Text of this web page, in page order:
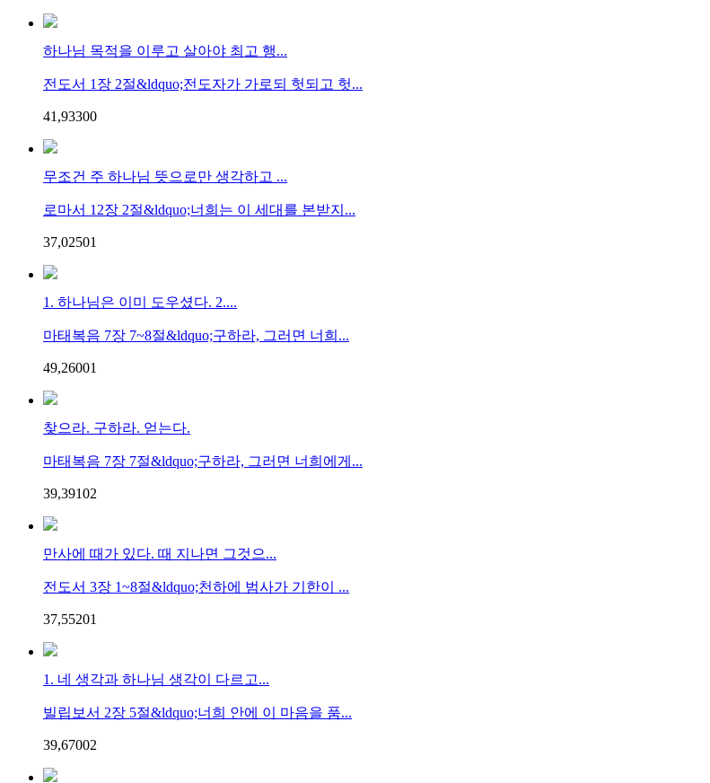
하나님 목적을 이루고 살아야 최고 행...
전도서 1장 2절&ldquo;전도자가 가로되 헛되고 헛...
41,93300
무조건 주 하나님 뜻으로만 생각하고 ...
로마서 12장 2절&ldquo;너희는 이 세대를 본받지...
37,02501
1. 하나님은 이미 도우셨다. 2....
마태복음 7장 7~8절&ldquo;구하라, 그러면 너희...
49,26001
찾으라. 구하라. 얻는다.
마태복음 7장 7절&ldquo;구하라, 그러면 너희에게...
39,39102
만사에 때가 있다. 때 지나면 그것으...
전도서 3장 1~8절&ldquo;천하에 범사가 기한이 ...
37,55201
1. 네 생각과 하나님 생각이 다르고...
빌립보서 2장 5절&ldquo;너희 안에 이 마음을 품...
39,67002